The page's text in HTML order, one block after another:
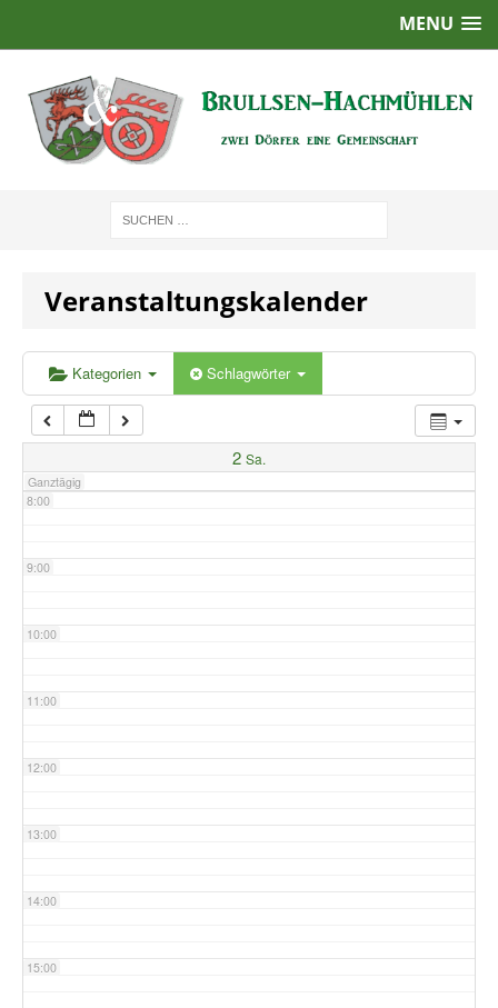
MENU
Veranstaltungskalender
Kategorien Schlagwörter
2 Sa.
Ganztägig
2:00
5:00
6:00
7:00
8:00
9:00
10:00
11:00
12:00
13:00
14:00
15:00